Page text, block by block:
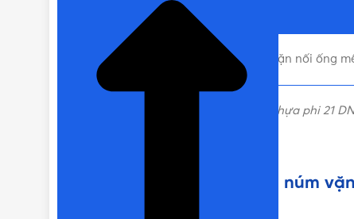
KHỐI LƯỢNG
THƯƠNG HIỆU
Nội dung chính
Liên hệ mua Vòi nước nhựa núm vặn nối ống
Vòi nước nhựa núm vặn nối ống mềm nhựa phi 21
Liên hệ mua Vòi nước nhựa núm